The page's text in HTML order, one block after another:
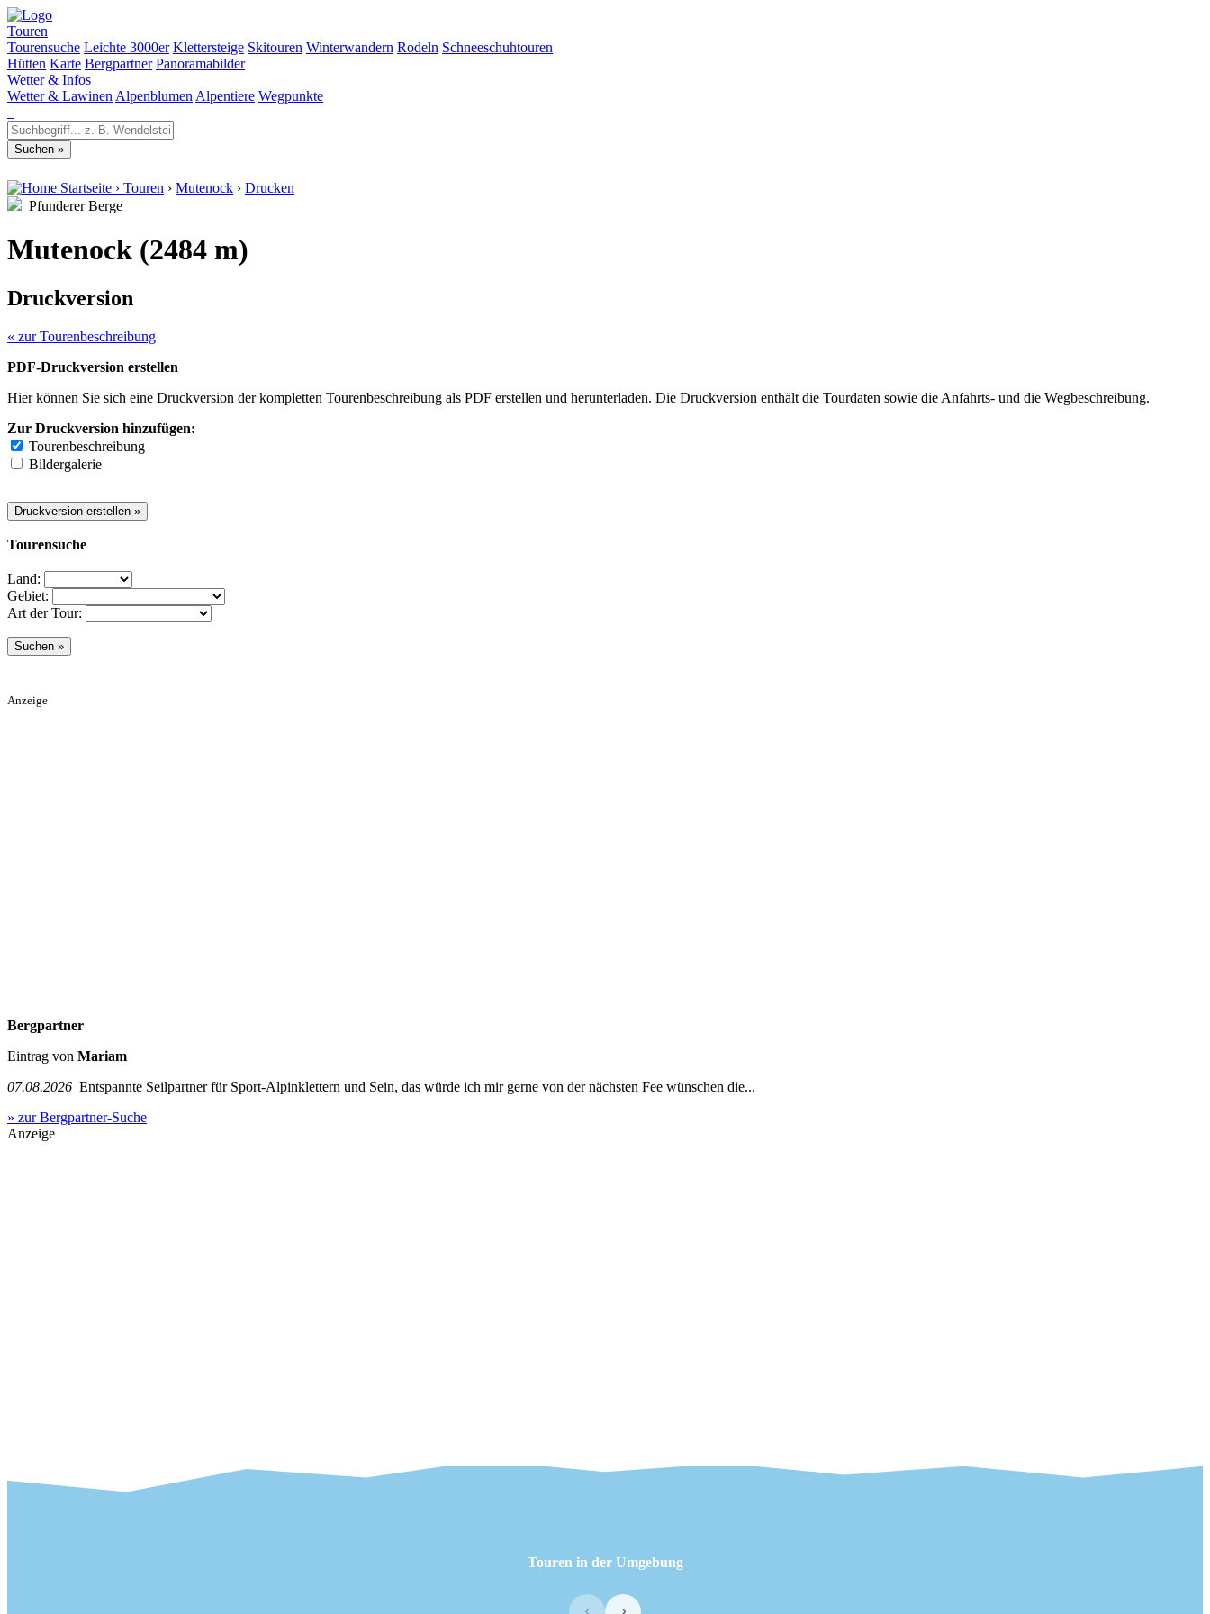
Touren
Tourensuche Leichte 3000er Klettersteige Skitouren Winterwandern Rodeln Schneeschuhtouren
Hütten Karte Bergpartner Panoramabilder
Wetter & Infos
Wetter & Lawinen Alpenblumen Alpentiere Wegpunkte
Startseite › Touren › Mutenock › Drucken
Pfunderer Berge
Mutenock (2484 m)
Druckversion
« zur Tourenbeschreibung
PDF-Druckversion erstellen
Hier können Sie sich eine Druckversion der kompletten Tourenbeschreibung als PDF erstellen und herunterladen. Die Druckversion enthält die Tourdaten sowie die Anfahrts- und die Wegbeschreibung.
Zur Druckversion hinzufügen:
Tourenbeschreibung
Bildergalerie
Tourensuche
Land:
Gebiet:
Art der Tour:
Anzeige
Bergpartner
Eintrag von Mariam
07.08.2026 Entspannte Seilpartner für Sport-Alpinklettern und Sein, das würde ich mir gerne von der nächsten Fee wünschen die...
» zur Bergpartner-Suche
Anzeige
Touren in der Umgebung